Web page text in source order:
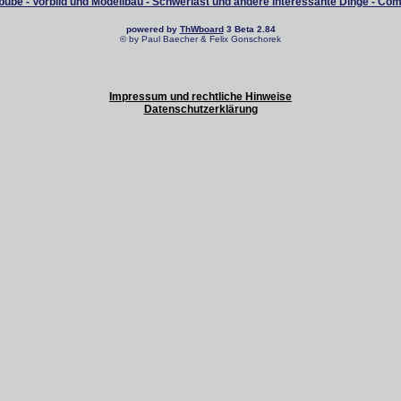
powered by ThWboard3 Beta 2.84
© by Paul Baecher & Felix Gonschorek
Impressum und rechtliche Hinweise
Datenschutzerklärung